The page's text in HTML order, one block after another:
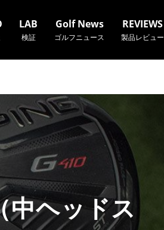
LAB
検証
Golf News
ゴルフニュース
REVIEWS
製品レビュー
中ヘッドス